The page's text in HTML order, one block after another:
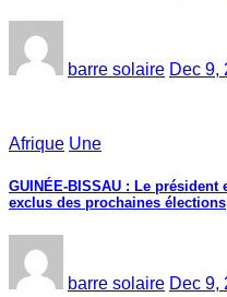
barre solaire Dec 9,
Afrique Une
GUINÉE-BISSAU : Le
exclus des prochaines élections
barre solaire Dec 9,